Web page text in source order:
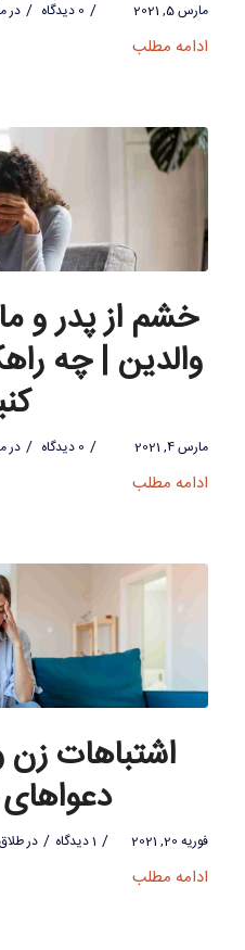
مارس 5, 2021 / 0 دیدگاه / در
ادامه مطلب
خشم از پدر و
والدین | چه
مارس 4, 2021 / 0 دیدگاه / در
ادامه مطلب
اشتباهات زن
فوریه 20, 2021 / 1 دیدگاه / درطلاق
ادامه مطلب